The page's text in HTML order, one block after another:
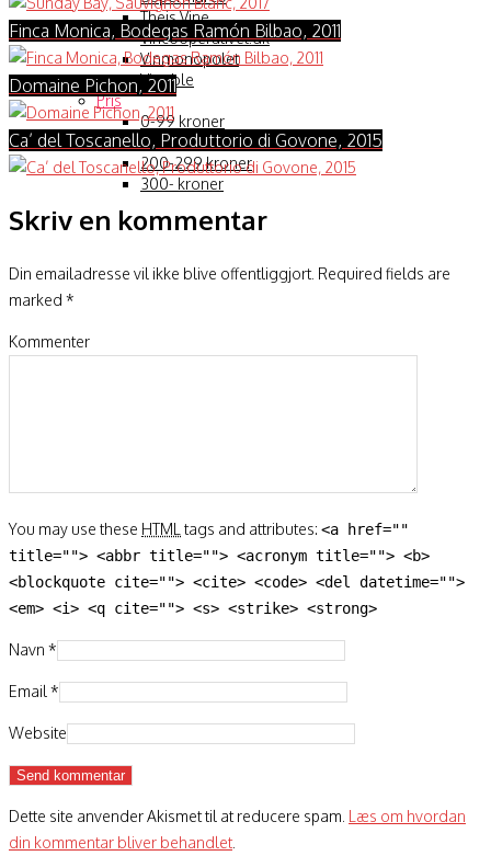
Theis Vine
Vincooperativet.dk
Vinmonopolet
Vinoble
Pris
0-99 kroner
100-199 kroner
200-299 kroner
300- kroner
Finca Monica, Bodegas Ramón Bilbao, 2011
Domaine Pichon, 2011
Ca’ del Toscanello, Produttorio di Govone, 2015
Skriv en kommentar
Din emailadresse vil ikke blive offentliggjort. Required fields are
marked *
Kommenter
You may use these HTML tags and attributes: <a href=""
title=""> <abbr title=""> <acronym title=""> <b>
<blockquote cite=""> <cite> <code> <del datetime="">
<em> <i> <q cite=""> <s> <strike> <strong>
Navn *
Email *
Website
Dette site anvender Akismet til at reducere spam. Læs om hvordan
din kommentar bliver behandlet